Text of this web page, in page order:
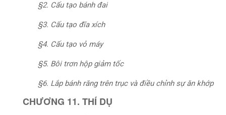
§2. Cấu tạo bánh đai
§3. Cấu tạo đĩa xích
§4. Cấu tạo vỏ máy
§5. Bôi trơn hộp giảm tốc
§6. Lắp bánh răng trên trục và điều chỉnh sự ăn khớp
CHƯƠNG 11. THÍ DỤ